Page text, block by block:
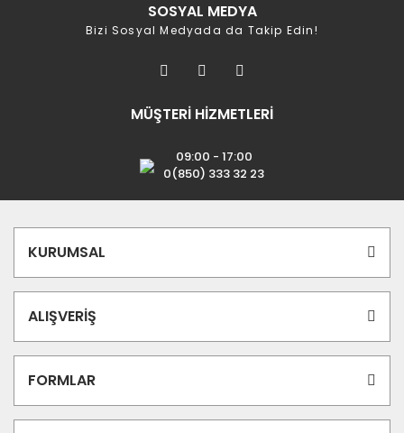
SOSYAL MEDYA
Bizi Sosyal Medyada da Takip Edin!
MÜŞTERİ HİZMETLERİ
09:00 - 17:00
0(850) 333 32 23
KURUMSAL
ALIŞVERİŞ
FORMLAR